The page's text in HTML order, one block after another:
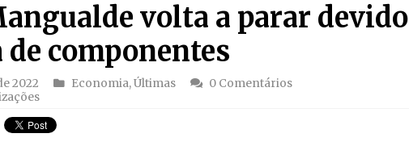
volta a parar devido
de componentes
2022 Economia,Últimas
0 Comentários